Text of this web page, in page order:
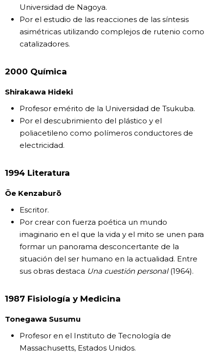
Universidad de Nagoya.
Por el estudio de las reacciones de las síntesis
asimétricas utilizando complejos de rutenio como
catalizadores.
2000 Química
Shirakawa Hideki
Profesor emérito de la Universidad de Tsukuba.
Por el descubrimiento del plástico y el
poliacetileno como polímeros conductores de
electricidad.
1994 Literatura
Ōe Kenzaburō
Escritor.
Por crear con fuerza poética un mundo
imaginario en el que la vida y el mito se unen para
formar un panorama desconcertante de la
situación del ser humano en la actualidad. Entre
sus obras destaca Una cuestión personal(1964).
1987 Fisiología y Medicina
Tonegawa Susumu
Profesor en el Instituto de Tecnología de
Massachusetts, Estados Unidos.